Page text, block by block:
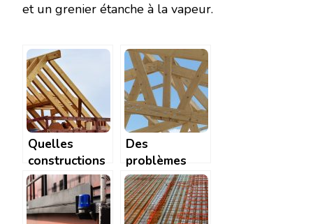
et un grenier étanche à la vapeur.
Quelles
constructions
pour votre
maison?
Des
problèmes
avec votre
charpente en
bois ? Faites